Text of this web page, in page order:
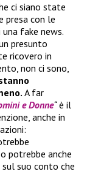
ci siano state
presa con le
fake news.
presunto
ricovero in
non ci sono,
A far
e Donne“è il
anche in
potrebbe anche
suo conto che